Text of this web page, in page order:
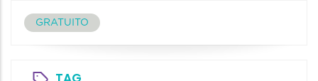
GRATUITO